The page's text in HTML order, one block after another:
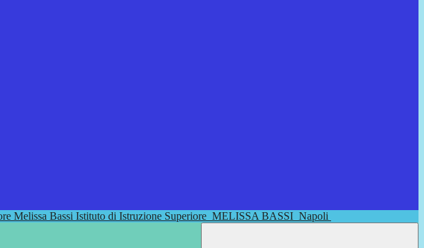
Istituto di Istruzione Superiore MELISSA BASSI Napoli